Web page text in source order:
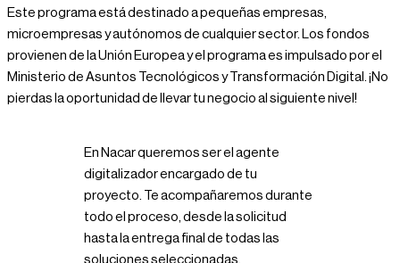
Este programa está destinado a pequeñas empresas,
microempresas y autónomos de cualquier sector. Los fondos
provienen de la Unión Europea y el programa es impulsado por el
Ministerio de Asuntos Tecnológicos y Transformación Digital. ¡No
pierdas la oportunidad de llevar tu negocio al siguiente nivel!
En Nacar queremos ser el agente
digitalizador encargado de tu
proyecto. Te acompañaremos durante
todo el proceso, desde la solicitud
hasta la entrega final de todas las
soluciones seleccionadas.